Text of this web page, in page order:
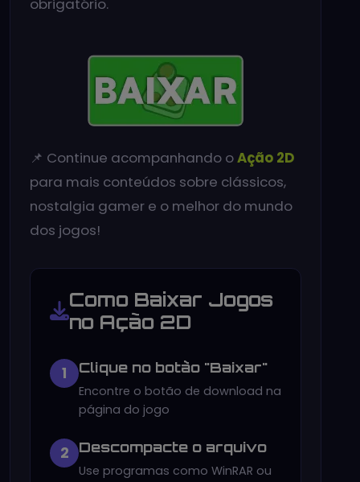
📌 Continue acompanhando oAção 2D
para mais conteúdos sobre clássicos,
nostalgia gamer e o melhor do mundo
dos jogos!
Como Baixar Jogos
no Ação 2D
1 Clique no botão "Baixar"
Encontre o botão de download na
página do jogo
2 Descompacte o arquivo
Use programas como WinRAR ou